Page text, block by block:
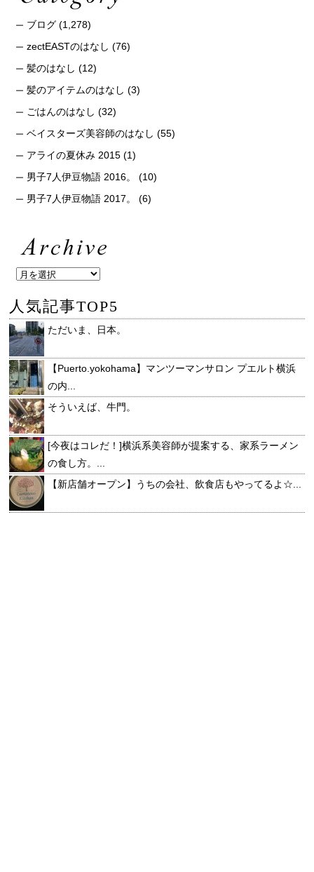
ブログ (1,278)
zectEASTのはなし (76)
髪のはなし (12)
髪のアイテムのはなし (3)
ごはんのはなし (32)
ベイスターズ美容師のはなし (55)
アライの夏休み 2015 (1)
男子7人伊豆物語 2016。
(10)
男子7人伊豆物語 2017。
(6)
人気記事TOP5
ただいま、日本。
【Puerto.yokohama】マンツーマンサロン プエルト横浜
の内...
そういえば、牛門。
[今夜はコレだ！]横浜系美容師が提案する、家系ラーメン
の食し方。...
【新店舗オープン】うちの会社、飲食店もやってるよ☆...